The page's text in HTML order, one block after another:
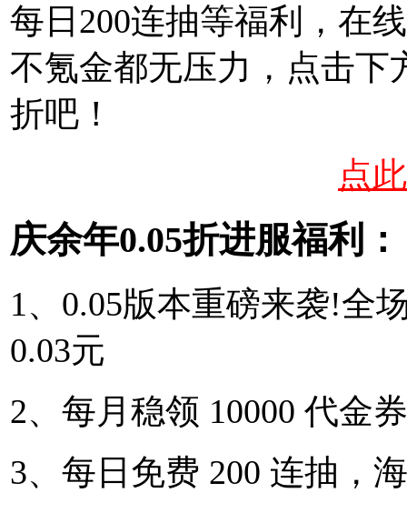
每日200连抽等福利，在
不氪金都无压力，点击下
折吧！
点
庆余年0.05折进服福利：
1、0.05版本重磅来袭!全
0.03元
2、每月稳领 10000 代金
3、每日免费 200 连抽，